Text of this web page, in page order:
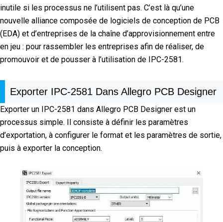
inutile si les processus ne l’utilisent pas. C’est là qu’une
nouvelle alliance composée de logiciels de conception de PCB
(EDA) et d’entreprises de la chaîne d’approvisionnement entre
en jeu : pour rassembler les entreprises afin de réaliser, de
promouvoir et de pousser à l’utilisation de IPC-2581.
Exporter IPC-2581 Dans Allegro PCB Designer
Exporter un IPC-2581 dans Allegro PCB Designer est un
processus simple. Il consiste à définir les paramètres
d’exportation, à configurer le format et les paramètres de sortie,
puis à exporter la conception.